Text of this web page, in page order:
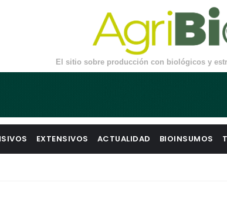
El sitio sobre producción con biológicos y
EXTENSIVOS ACTUALIDAD BIOINSUMOS